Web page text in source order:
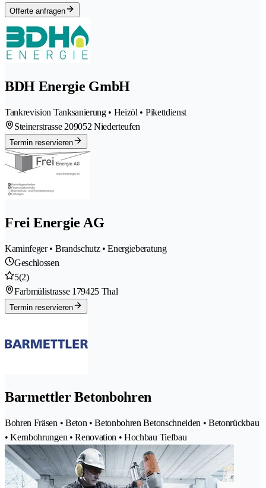
Offerte anfragen
BDH Energie GmbH
Tankrevision Tanksanierung • Heizöl • Pikettdienst
Steinerstrasse 209052 Niederteufen
Termin reservieren
Frei Energie AG
Kaminfeger • Brandschutz • Energieberatung
Geschlossen
5(2)
Farbmülistrasse 179425 Thal
Termin reservieren
Barmettler Betonbohren
Bohren Fräsen • Beton • Betonbohren Betonschneiden • Betonrückbau
• Kernbohrungen • Renovation • Hochbau Tiefbau